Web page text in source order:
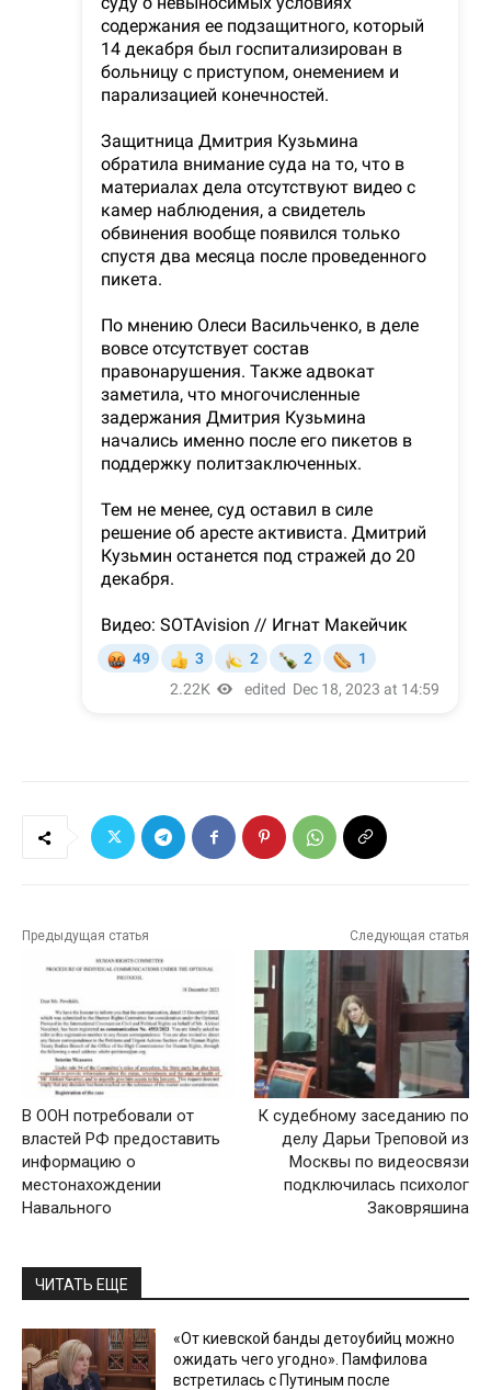
Предыдущая статья
В ООН потребовали от
властей РФ предоставить
информацию о
местонахождении
Навального
Следующая статья
К судебному заседанию по
делу Дарьи Треповой из
Москвы по видеосвязи
подключилась психолог
Заковряшина
ЧИТАТЬ ЕЩЕ
«От киевской банды детоубийц можно
ожидать чего угодно». Памфилова
встретилась с Путиным после